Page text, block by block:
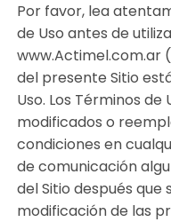
Por favor, lea
de Uso antes de
www.Actimel.com.ar
del presente Sitio
Uso. Los Términos
modificados o
condiciones en
de comunicación
del Sitio después que
modificación de las